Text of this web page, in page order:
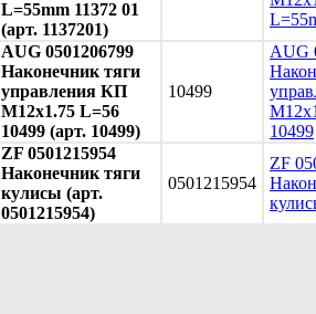
L=55mm 11372 01
(арт. 1137201)
AUG 0501206799
Наконечник тяги
управления КП
М12х1.75 L=56
10499 (арт. 10499)
10499
AUG
10499
ZF 0501215954
Наконечник тяги
кулисы (арт.
0501215954)
0501215954
ZF